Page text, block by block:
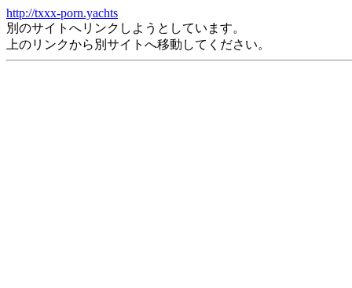
http://txxx-porn.yachts
別のサイトへリンクしようとしています。
上のリンクから別サイトへ移動してください。